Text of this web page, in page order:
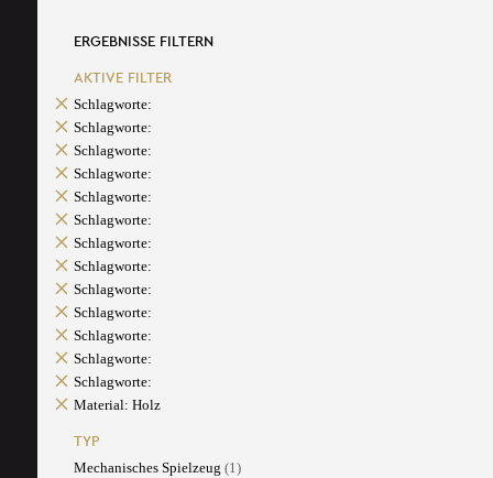
ERGEBNISSE FILTERN
AKTIVE FILTER
Schlagworte:
Schlagworte:
Schlagworte:
Schlagworte:
Schlagworte:
Schlagworte:
Schlagworte:
Schlagworte:
Schlagworte:
Schlagworte:
Schlagworte:
Schlagworte:
Schlagworte:
Material: Holz
TYP
Mechanisches Spielzeug (1)